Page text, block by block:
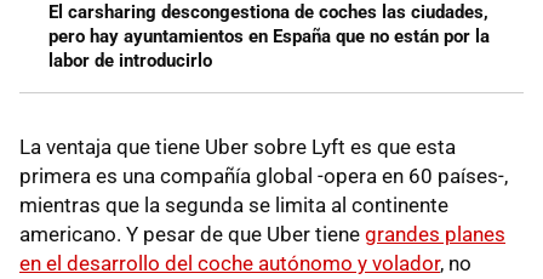
El carsharing descongestiona de coches las ciudades,
pero hay ayuntamientos en España que no están por la
labor de introducirlo
La ventaja que tiene Uber sobre Lyft es que esta
primera es una compañía global -opera en 60 países-,
mientras que la segunda se limita al continente
americano. Y pesar de que Uber tiene grandes planes
en el desarrollo del coche autónomo y volador, no